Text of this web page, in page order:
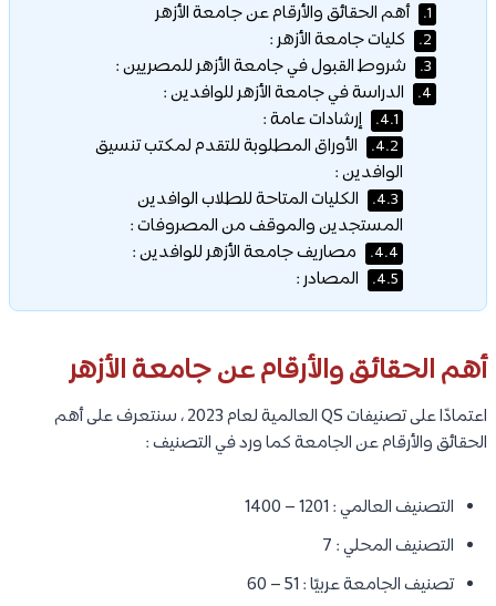
1. أهم الحقائق والأرقام عن جامعة الأزهر
2. كليات جامعة الأزهر :
3. شروط القبول في جامعة الأزهر للمصريين :
4. الدراسة في جامعة الأزهر للوافدين :
4.1. إرشادات عامة :
4.2.
الأوراق المطلوبة للتقدم لمكتب تنسيق
الوافدين :
4.3.
الكليات المتاحة للطلاب الوافدين
المستجدين والموقف من المصروفات :
4.4. مصاريف جامعة الأزهر للوافدين :
4.5. المصادر :
أهم الحقائق والأرقام عن جامعة الأزهر
اعتمادًا على تصنيفات QS العالمية لعام 2023 ، سنتعرف على أهم
الحقائق والأرقام عن الجامعة كما ورد في التصنيف :
التصنيف العالمي : 1201 – 1400
التصنيف المحلي : 7
تصنيف الجامعة عربيًا : 51 – 60